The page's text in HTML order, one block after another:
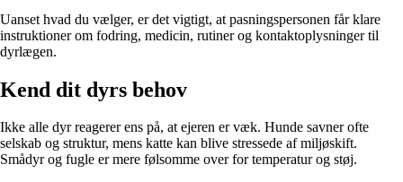
Uanset hvad du vælger, er det vigtigt, at pasningspersonen får klare
instruktioner om fodring, medicin, rutiner og kontaktoplysninger til
dyrlægen.
Kend dit dyrs behov
Ikke alle dyr reagerer ens på, at ejeren er væk. Hunde savner ofte
selskab og struktur, mens katte kan blive stressede af miljøskift.
Smådyr og fugle er mere følsomme over for temperatur og støj.